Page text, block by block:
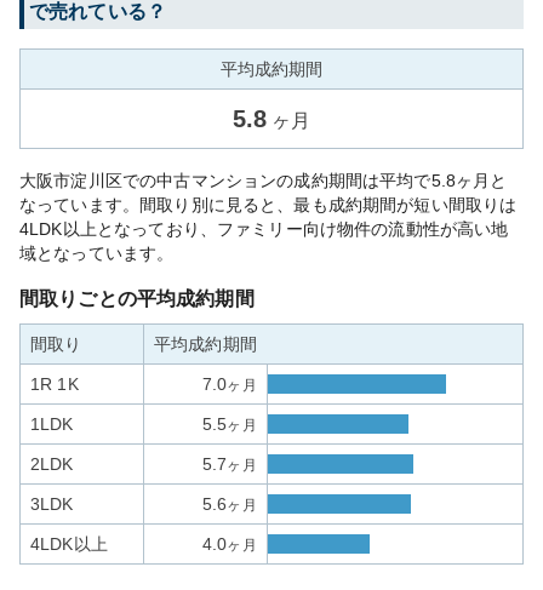
で売れている？
平均成約期間
5.8 ヶ月
大阪市淀川区での中古マンションの成約期間は平均で5.8ヶ月と
なっています。間取り別に見ると、最も成約期間が短い間取りは
4LDK以上となっており、ファミリー向け物件の流動性が高い地
域となっています。
間取りごとの平均成約期間
間取り 平均成約期間
1R 1K 7.0ヶ月
1LDK 5.5ヶ月
2LDK 5.7ヶ月
3LDK 5.6ヶ月
4LDK以上 4.0ヶ月